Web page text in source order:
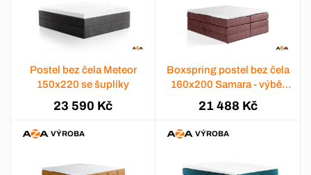
Postel bez čela Meteor
150x220 se šuplíky
23 590 Kč
Boxspring postel bez čela
160x200 Samara - výběr
barev
21 488 Kč
VÝROBA VÝROBA